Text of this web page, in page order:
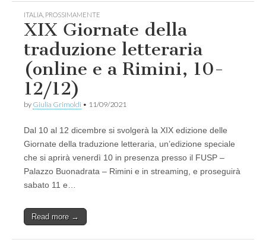
ITALIA PROSSIMAMENTE
XIX Giornate della
traduzione letteraria
(online e a Rimini, 10-
12/12)
by Giulia Grimoldi • 11/09/2021
Dal 10 al 12 dicembre si svolgerà la XIX edizione delle
Giornate della traduzione letteraria, un’edizione speciale
che si aprirà venerdì 10 in presenza presso il FUSP –
Palazzo Buonadrata – Rimini e in streaming, e proseguirà
sabato 11 e…
Read more →